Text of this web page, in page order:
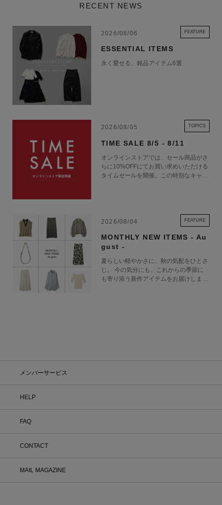
RECENT NEWS
2026/08/06 FEATURE
ESSENTIAL ITEMS
永く愛せる、銘品アイテム6選
2026/08/05 TOPICS
TIME SALE 8/5 - 8/11
オンラインストアでは、セール商品がさ
らに10%OFFにてお買い求めいただける
タイムセールを開催。この特別なキャン
2026/08/04 FEATURE
MONTHLY NEW ITEMS - Au
gust -
夏らしい軽やかさに、秋の気配をひとさ
じ。 今の気分にも、これからの季節に
も寄り添う新作アイテムをお届けしま
メンバーサービス
HELP
FAQ
CONTACT
MAIL MAGAZINE